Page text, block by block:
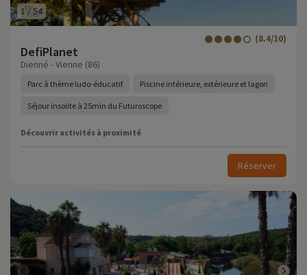
1 /54
DefiPlanet
(8.4/10)
Dienné - Vienne (86)
Parc à thème ludo-éducatif Piscine intérieure, extérieure et lagon
Séjour insolite à 25min du Futuroscope
Découvrir activités à proximité
Réserver